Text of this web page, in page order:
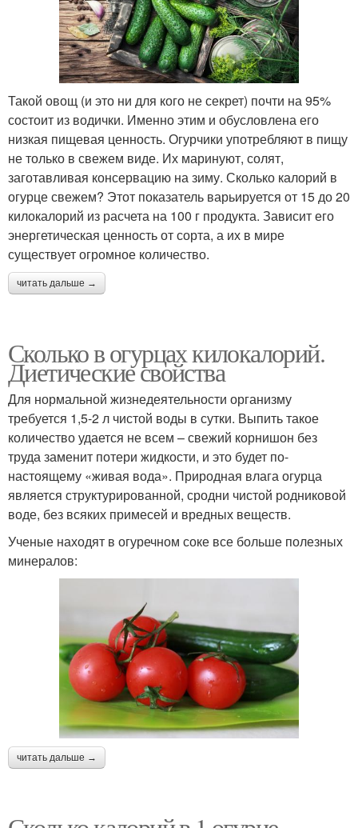
Такой овощ (и это ни для кого не секрет) почти на 95%
состоит из водички. Именно этим и обусловлена его
низкая пищевая ценность. Огурчики употребляют в пищу
не только в свежем виде. Их маринуют, солят,
заготавливая консервацию на зиму. Сколько калорий в
огурце свежем? Этот показатель варьируется от 15 до 20
килокалорий из расчета на 100 г продукта. Зависит его
энергетическая ценность от сорта, а их в мире
существует огромное количество.
читать дальше →
Сколько в огурцах килокалорий.
Диетические свойства
Для нормальной жизнедеятельности организму
требуется 1,5-2 л чистой воды в сутки. Выпить такое
количество удается не всем – свежий корнишон без
труда заменит потери жидкости, и это будет по-
настоящему «живая вода». Природная влага огурца
является структурированной, сродни чистой родниковой
воде, без всяких примесей и вредных веществ.
Ученые находят в огуречном соке все больше полезных
минералов:
читать дальше →